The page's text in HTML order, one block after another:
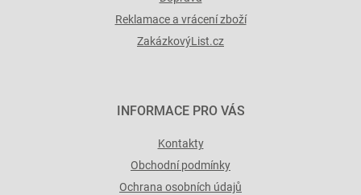
Reklamace a vrácení zboží
ZakázkovýList.cz
INFORMACE PRO VÁS
Kontakty
Obchodní podmínky
Ochrana osobních údajů